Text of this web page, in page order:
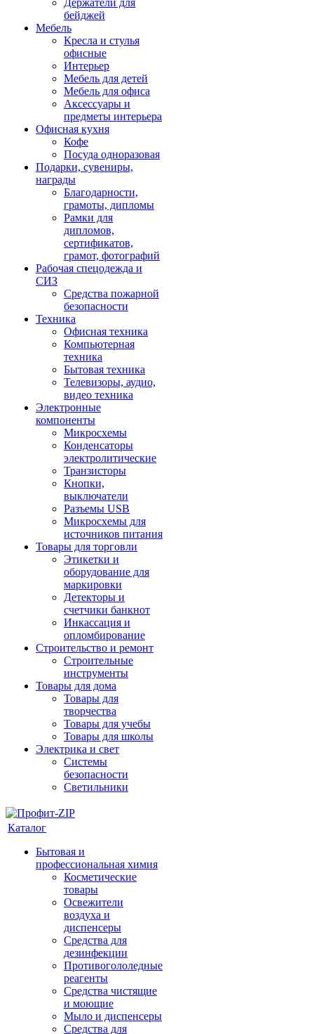
Держатели для
бейджей
Мебель
Кресла и стулья
офисные
Интерьер
Мебель для детей
Мебель для офиса
Аксессуары и
предметы интерьера
Офисная кухня
Кофе
Посуда одноразовая
Подарки, сувениры,
награды
Благодарности,
грамоты, дипломы
Рамки для
дипломов,
сертификатов,
грамот, фотографий
Рабочая спецодежда и
СИЗ
Средства пожарной
безопасности
Техника
Офисная техника
Компьютерная
техника
Бытовая техника
Телевизоры, аудио,
видео техника
Электронные
компоненты
Микросхемы
Конденсаторы
электролитические
Транзисторы
Кнопки,
выключатели
Разъемы USB
Микросхемы для
источников питания
Товары для торговли
Этикетки и
оборудование для
маркировки
Детекторы и
счетчики банкнот
Инкассация и
опломбирование
Строительство и ремонт
Строительные
инструменты
Товары для дома
Товары для
творчества
Товары для учебы
Товары для школы
Электрика и свет
Системы
безопасности
Светильники
Каталог
Бытовая и
профессиональная химия
Косметические
товары
Освежители
воздуха и
диспенсеры
Средства для
дезинфекции
Противогололедные
реагенты
Средства чистящие
и моющие
Мыло и диспенсеры
Средства для